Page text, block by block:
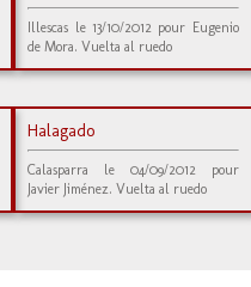
Illescas le 13/10/2012 pour Eugenio
de Mora. Vuelta al ruedo
Halagado
Calasparra le 04/09/2012 pour
Javier Jiménez. Vuelta al ruedo